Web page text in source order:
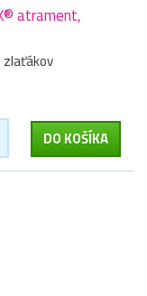
atrament,
zlaťákov
DO KOŠÍKA